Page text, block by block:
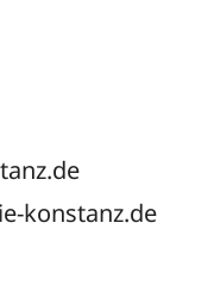
konstanz.de